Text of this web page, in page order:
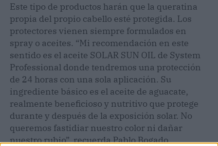
Este tipo de productos harán que la queratina
propia del propio cabello esté protegida. Los
protectores vienen siempre formulados en
spray o aceites. “Mi recomendación en este
sentido es el aceite SOLAR SUN OIL de System
Professional donde tendremos una protección
de 24 horas con una sola aplicación. Su
ingrediente básico es el aceite de aguacate,
realmente beneficioso y nutritivo que protege
durante y después de la exposición solar. No
queremos fastidiar nuestro color ni dañar
nuestro rubio”, recuerda Pablo Bogado.